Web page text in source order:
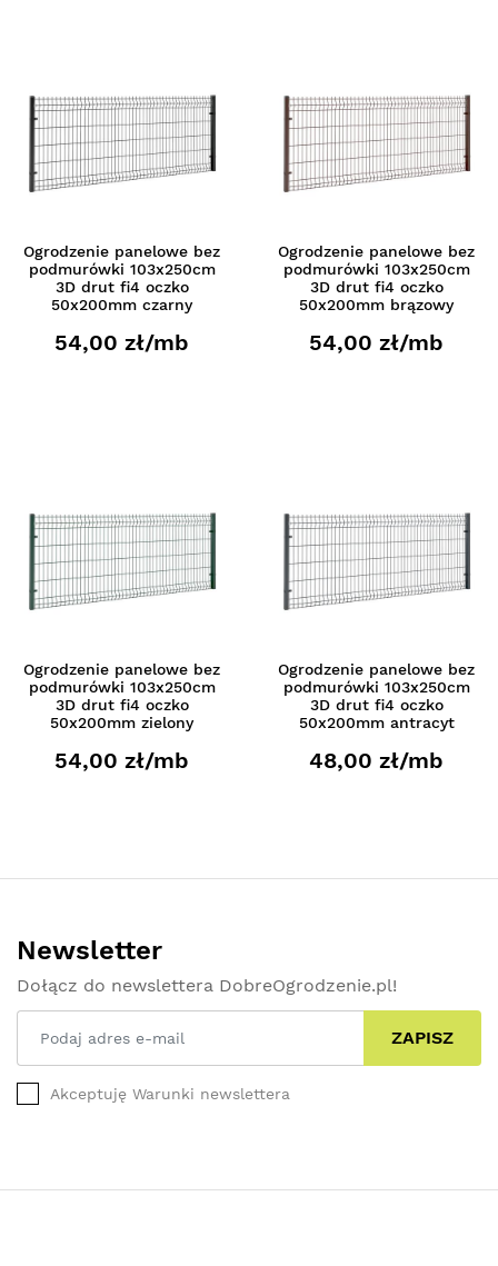
Ogrodzenie panelowe bez
podmurówki 103x250cm
3D drut fi4 oczko
50x200mm czarny
54,00 zł/mb
Ogrodzenie panelowe bez
podmurówki 103x250cm
3D drut fi4 oczko
50x200mm brązowy
54,00 zł/mb
Ogrodzenie panelowe bez
podmurówki 103x250cm
3D drut fi4 oczko
50x200mm zielony
54,00 zł/mb
Ogrodzenie panelowe bez
podmurówki 103x250cm
3D drut fi4 oczko
50x200mm antracyt
48,00 zł/mb
Newsletter
Dołącz do newslettera DobreOgrodzenie.pl!
ZAPISZ
Akceptuję Warunki newslettera